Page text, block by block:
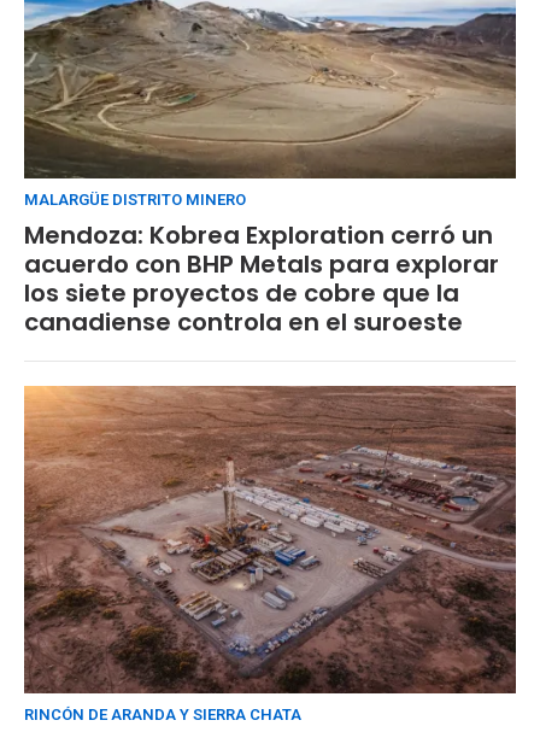
MALARGÜE DISTRITO MINERO
Mendoza: Kobrea Exploration cerró un
acuerdo con BHP Metals para explorar
los siete proyectos de cobre que la
canadiense controla en el suroeste
RINCÓN DE ARANDA Y SIERRA CHATA